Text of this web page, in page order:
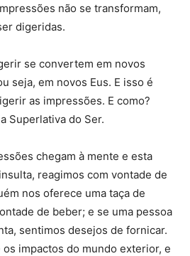
não se transformam,
digeridas.
se convertem em novos
seja, em novos Eus. E isso é
as impressões. E como?
Superlativa do Ser.
chegam à mente e esta
reagimos com vontade de
nos oferece uma taça de
de beber; e se uma pessoa
sentimos desejos de fornicar.
impactos do mundo exterior, e